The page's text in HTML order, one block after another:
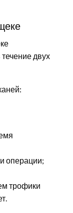
двух
операции;
трофики